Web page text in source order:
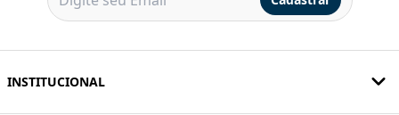
INSTITUCIONAL